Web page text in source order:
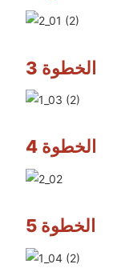
الخطوة 3
الخطوة 4
الخطوة 5